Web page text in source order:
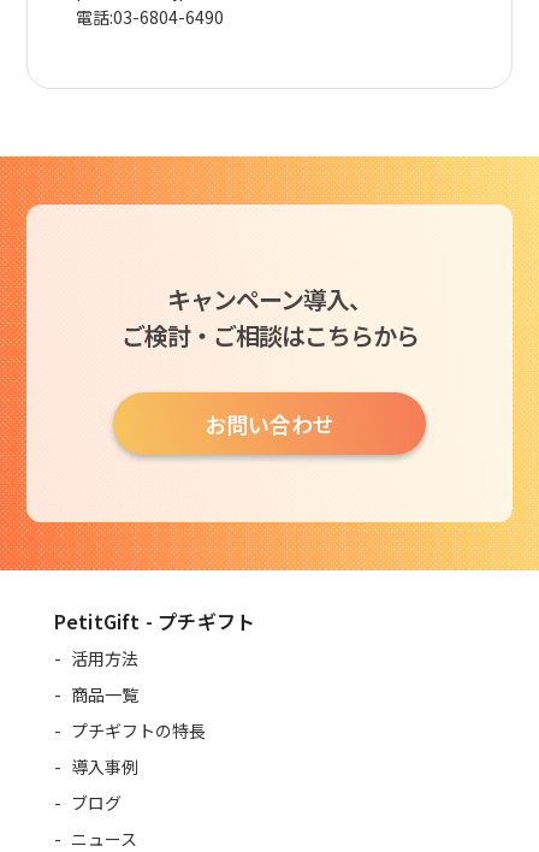
電話:03-6804-6490
キャンペーン導入、
ご検討・ご相談はこちらから
お問い合わせ
PetitGift - プチギフト
活用方法
商品一覧
プチギフトの特長
導入事例
ブログ
ニュース